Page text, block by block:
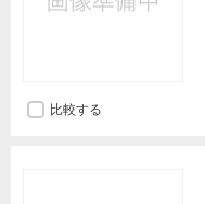
比較する